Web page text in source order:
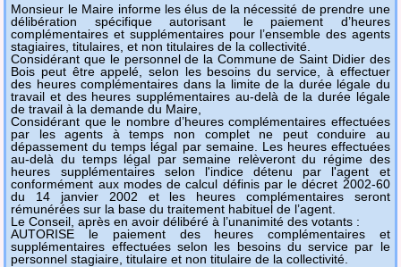
Monsieur le Maire informe les élus de la nécessité de prendre une
délibération spécifique autorisant le paiement d’heures
complémentaires et supplémentaires pour l’ensemble des agents
stagiaires, titulaires, et non titulaires de la collectivité.
Considérant que le personnel de la Commune de Saint Didier des
Bois peut être appelé, selon les besoins du service, à effectuer
des heures complémentaires dans la limite de la durée légale du
travail et des heures supplémentaires au-delà de la durée légale
de travail à la demande du Maire,
Considérant que le nombre d’heures complémentaires effectuées
par les agents à temps non complet ne peut conduire au
dépassement du temps légal par semaine. Les heures effectuées
au-delà du temps légal par semaine relèveront du régime des
heures supplémentaires selon l'indice détenu par l'agent et
conformément aux modes de calcul définis par le décret 2002-60
du 14 janvier 2002 et les heures complémentaires seront
rémunérées sur la base du traitement habituel de l’agent.
Le Conseil, après en avoir délibéré à l’unanimité des votants :
AUTORISE le paiement des heures complémentaires et
supplémentaires effectuées selon les besoins du service par le
personnel stagiaire, titulaire et non titulaire de la collectivité.